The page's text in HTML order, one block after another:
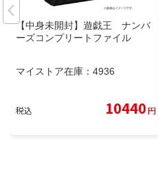
【中身未開封】遊戯王 ナンバ
ーズコンプリートファイル
マイストア在庫： 4936
税込 10440円